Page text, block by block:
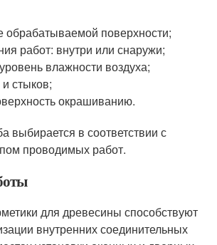
обрабатываемой поверхности;
работ: внутри или снаружи;
влажности воздуха;
стыков;
окрашиванию.
выбирается в соответствии с
проводимых работ.
для древесины способствуют
внутренних соединительных